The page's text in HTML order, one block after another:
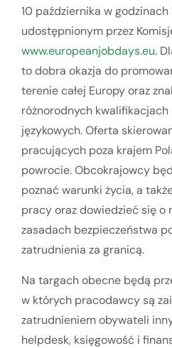
10 października w
udostępnionym przez
www.europeanjobdays.eu.
to dobra okazja do
terenie całej Europy oraz
różnorodnych
językowych. Oferta
pracujących poza krajem
powrocie. Obcokrajowcy
poznać warunki życia, a
pracy oraz dowiedzieć się o
zasadach bezpieczeństwa
zatrudnienia za granicą.
Na targach obecne będą
w których pracodawcy są
zatrudnieniem obywateli
helpdesk, księgowość i